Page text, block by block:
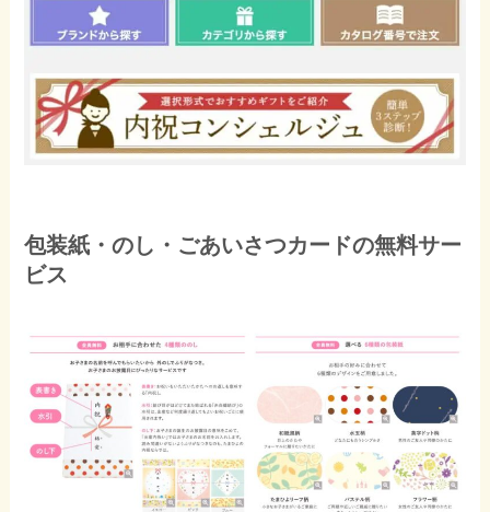
包装紙・のし・ごあいさつカードの無料サー
ビス